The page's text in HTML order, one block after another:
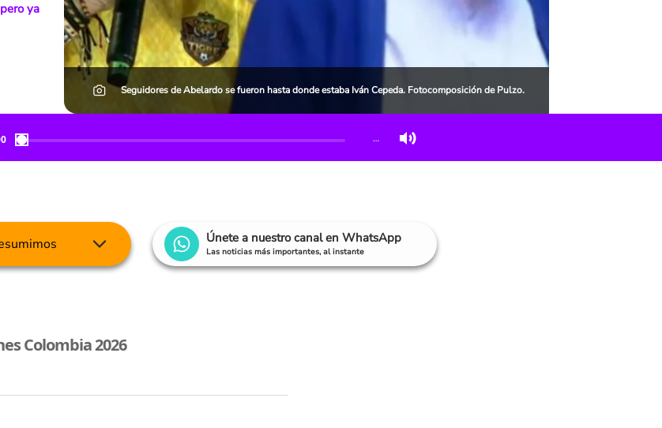
ya
Seguidores de Abelardo se fueron hasta donde estaba Iván Cepeda. Fotocomposición de Pulzo.
…
Únete a nuestro canal en WhatsApp
Las noticias más importantes, al instante
Colombia 2026